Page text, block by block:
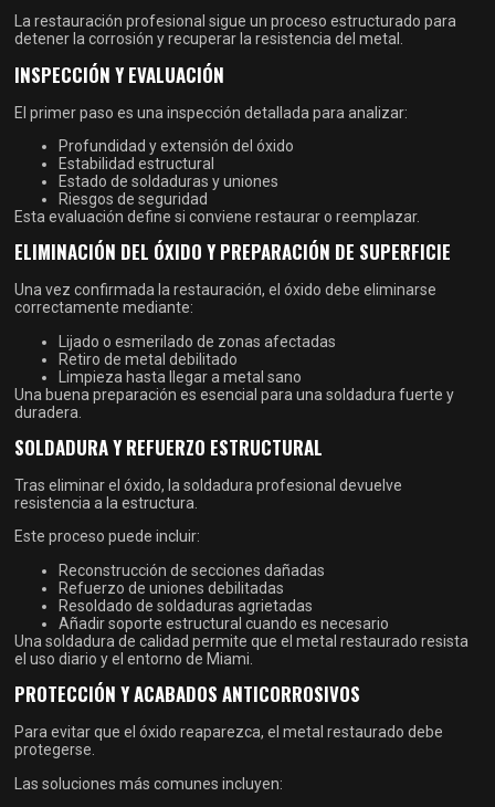
La restauración profesional sigue un proceso estructurado para
detener la corrosión y recuperar la resistencia del metal.
INSPECCIÓN Y EVALUACIÓN
El primer paso es una inspección detallada para analizar:
Profundidad y extensión del óxido
Estabilidad estructural
Estado de soldaduras y uniones
Riesgos de seguridad
Esta evaluación define si conviene restaurar o reemplazar.
ELIMINACIÓN DEL ÓXIDO Y PREPARACIÓN DE SUPERFICIE
Una vez confirmada la restauración, el óxido debe eliminarse
correctamente mediante:
Lijado o esmerilado de zonas afectadas
Retiro de metal debilitado
Limpieza hasta llegar a metal sano
Una buena preparación es esencial para una soldadura fuerte y
duradera.
SOLDADURA Y REFUERZO ESTRUCTURAL
Tras eliminar el óxido, la soldadura profesional devuelve
resistencia a la estructura.
Este proceso puede incluir:
Reconstrucción de secciones dañadas
Refuerzo de uniones debilitadas
Resoldado de soldaduras agrietadas
Añadir soporte estructural cuando es necesario
Una soldadura de calidad permite que el metal restaurado resista
el uso diario y el entorno de Miami.
PROTECCIÓN Y ACABADOS ANTICORROSIVOS
Para evitar que el óxido reaparezca, el metal restaurado debe
protegerse.
Las soluciones más comunes incluyen: